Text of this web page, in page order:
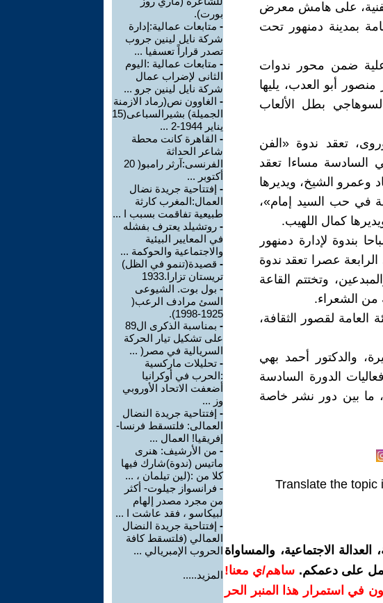
والفنية، على هامش معرض
بمدينة دمنهور تحت
في العاشرة صباحا بقاعة رقم "١"بفاعلية ضمن محور ندوات
أبو العدب، يليها
بطل الألعاب
تعقد ندوة «الفن
السادسة مساءا تعقد
وعمرو الشيخ، ويديرها
في حب السيد إمام»،
كمال اللهيب.
صباحا بندوة لإدارة دمنهور
الرابعة عصرا تعقد ندوة
وتختتم القاعة
من الشعراء.
العامة لقصور الثقافة،
والدكتور أحمد بهي
الدورة السادسة
بمشاركة ما يقرب من ٣٠ ناشرا، ما بين دور نشر خاصة
Translate the topic
الاجتماعية، والمساواة
على دعمكم. ساهم/ي معنا!
في استمرار هذا المنبر الحر
بورت).
- متابعات عمالية:إدارة
شركة نايل لينين جروب
تصدر قراراً تعسفيا ...
- متابعات عمالية :اليوم
الثانى لإضراب عمال
شركة نايل لينين جرو ...
- الغاوون نص(رماد الازمنة
الجميلة) بشيرالسباعى(15
يناير 1944-2 ...
- القاهرة كانت محطة
شاعر الحداثة
الفرنسى:آرثر رامبو( 20
أكتوبر ...
- إفتتاحية جريدة نضال
العمال:المغرب كارثة
طبيعية تفاقمت بسبب ا ...
- روتشيلد يعترف بفشله
في المعايير البيئية
والاجتماعية والحوكمة ...
- قصيدة(تنمو في الظل)
تريستان تزارا.1933
- بول بوت. الشيوعى
السئ مرادف الرعب(
1925-1998).
-
بمناسبة الذكرى ال89
على تشكيل تيار الحركة
السريالية في مصر( ...
- تحليلات ماركسية
:الحرب في أوكرانيا
أضعفت الاتحاد الأوروبي
وز ...
- إفتتاحية جريدة النضال
العمالى: فلتسقط فرنسا-
إفريقيا! العمال ...
- من الأرشيف: هنرى
ماتيس (ندوة)شارك فيها
كلا من :(لين تيلمان ، ...
- فرانسواز جيلوت- أكثر
من مجرد مصدر إلهام
لبيكاسو ، فقد عاشت ا ...
- إفتتاحية جريدة النضال
العمالي (فلتسقط كافة
الحروب الإمبريالي ...
المزيد.....